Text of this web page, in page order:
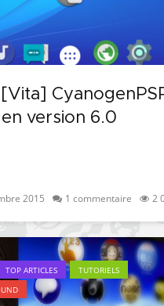
[Vita]
version 6.0
2015 1 commentaire 2
TOP ARTICLES
TUTORIELS